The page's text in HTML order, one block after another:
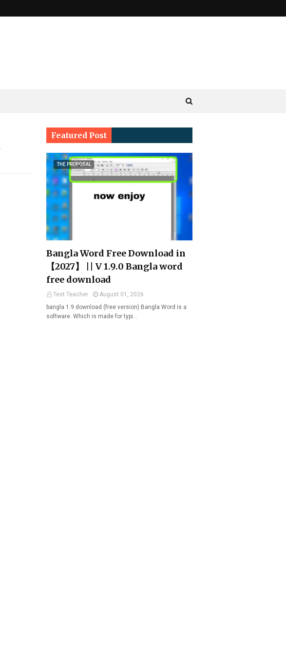
Featured Post
THE PROPOSAL
Bangla Word Free Download in
【2027】 || V 1.9.0 Bangla word
free download
Test Teacher
August 01, 2026
bangla 1.9 download (free version) Bangla Word is a
software. Which is made for typi…